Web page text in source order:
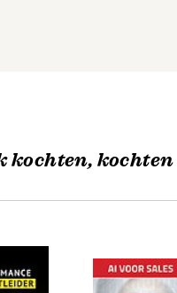
kochten, kochten